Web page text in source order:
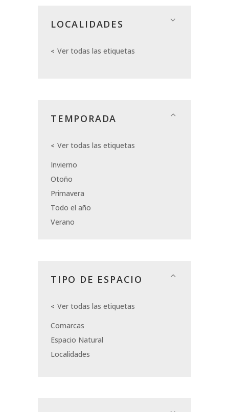
LOCALIDADES
Ver todas las etiquetas
TEMPORADA
Ver todas las etiquetas
Invierno
Otoño
Primavera
Todo el año
Verano
TIPO DE ESPACIO
Ver todas las etiquetas
Comarcas
Espacio Natural
Localidades